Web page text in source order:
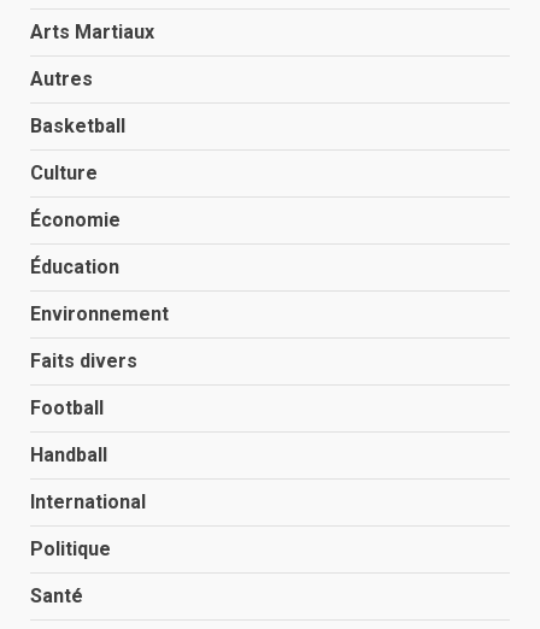
Arts Martiaux
Autres
Basketball
Culture
Économie
Éducation
Environnement
Faits divers
Football
Handball
International
Politique
Santé